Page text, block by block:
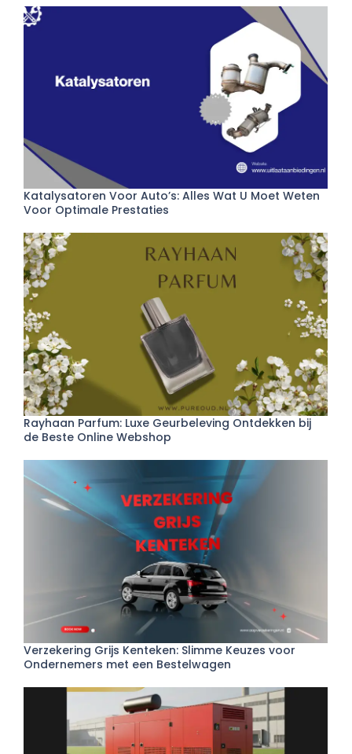
Katalysatoren Voor Auto’s: Alles Wat U Moet Weten
Voor Optimale Prestaties
Rayhaan Parfum: Luxe Geurbeleving Ontdekken bij
de Beste Online Webshop
Verzekering Grijs Kenteken: Slimme Keuzes voor
Ondernemers met een Bestelwagen